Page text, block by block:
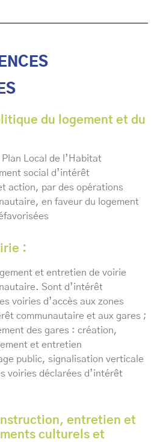
du logement et du
Plan Local de l’Habitat
social d’intérêt
action, par des opérations
en faveur du logement
:
et entretien de voirie
Sont d’intérêt
voiries d’accès aux zones
communautaire et aux gares ;
des gares : création,
et entretien
public, signalisation verticale
voiries déclarées d’intérêt
entretien et
culturels et